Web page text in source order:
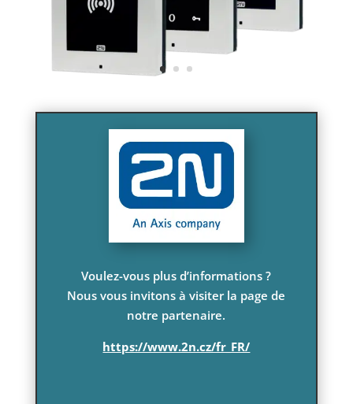
Voulez-vous plus d’informations ?
Nous vous invitons à visiter la page de
notre partenaire.
https://www.2n.cz/fr_FR/